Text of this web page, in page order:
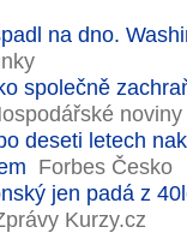
na dno.
společně
noviny
deseti letech
Forbes Česko
jen padá z
Kurzy.cz